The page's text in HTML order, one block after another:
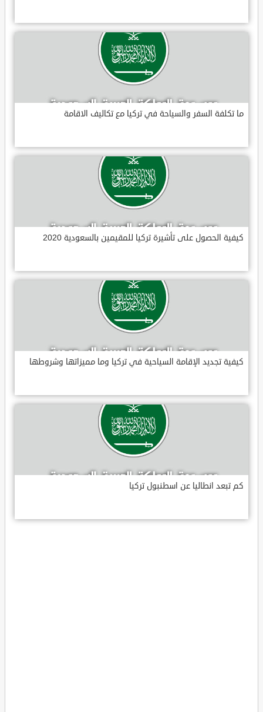
ما تكلفة السفر والسياحة في تركيا مع تكاليف الاقامة
كيفية الحصول على تأشيرة تركيا للمقيمين بالسعودية 2020
كيفية تجديد الإقامة السياحية في تركيا وما مميزاتها وشروطها
كم تبعد انطاليا عن اسطنبول تركيا